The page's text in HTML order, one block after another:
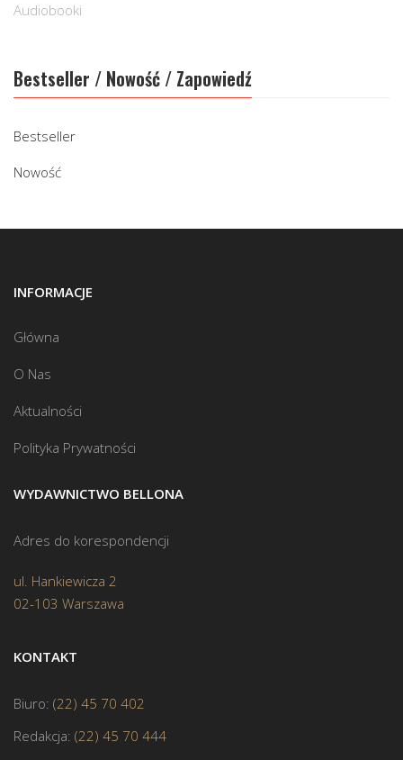
Audiobooki
Bestseller / Nowość / Zapowiedź
Bestseller
Nowość
INFORMACJE
Główna
O Nas
Aktualności
Polityka Prywatności
WYDAWNICTWO BELLONA
Adres do korespondencji
ul. Hankiewicza 2
02-103 Warszawa
KONTAKT
Biuro: (22) 45 70 402
Redakcja: (22) 45 70 444